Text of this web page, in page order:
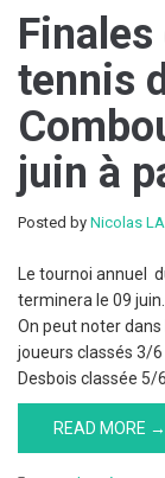
tennis
juin à
Posted by Nicolas
Le tournoi annuel
terminera le 09
On peut noter
joueurs classés 3/
Desbois classée 5/
READ MORE →